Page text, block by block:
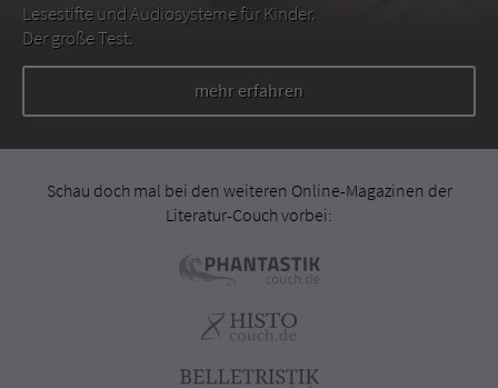
Lesestifte und Audiosysteme für Kinder.
Der große Test.
mehr erfahren
Schau doch mal bei den weiteren Online-Magazinen der
Literatur-Couch vorbei: